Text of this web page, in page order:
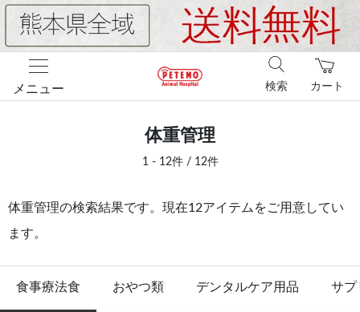
メニュー カート
検索
体重管理
1 - 12件 / 12件
体重管理の検索結果です。現在12アイテムをご用意してい
ます。
食事療法食 おやつ類 デンタルケア用品 サプ